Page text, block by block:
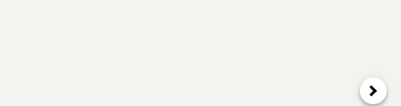
次へ